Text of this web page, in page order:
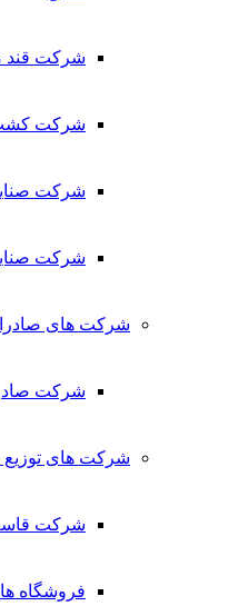
شرکت قند
شرکت کشت
شرکت
شرکت
شرکت های
شرکت
شرکت های
شرکت
فروشگاه